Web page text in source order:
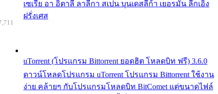
เซเรีย อา อิตาลี ลาลีกา สเปน บุนเดสลีก้า เยอรมัน ลีกเอิง
ฝรั่งเศส
uTorrent (โปรแกรม Bittorrent ยอดฮิต โหลดบิท ฟรี) 3.6.0
ดาวน์โหลดโปรแกรม uTorrent โปรแกรม Bittorrent ใช้งาน
ง่าย คล้ายๆ กับโปรแกรมโหลดบิท BitComet แต่ขนาดไฟล์